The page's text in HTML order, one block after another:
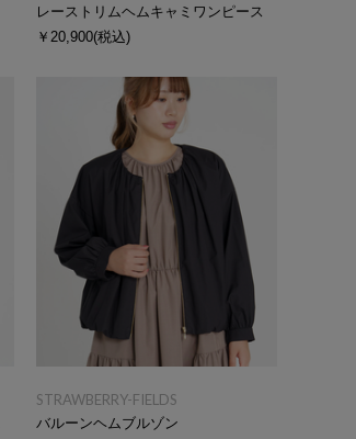
レーストリムヘムキャミワンピース
￥20,900(税込)
STRAWBERRY-FIELDS
バルーンヘムブルゾン